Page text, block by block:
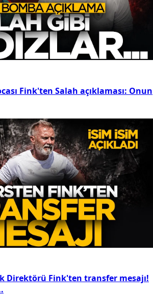
Fink'ten Salah açıklaması: Onun
Direktörü Fink'ten transfer mesajı!